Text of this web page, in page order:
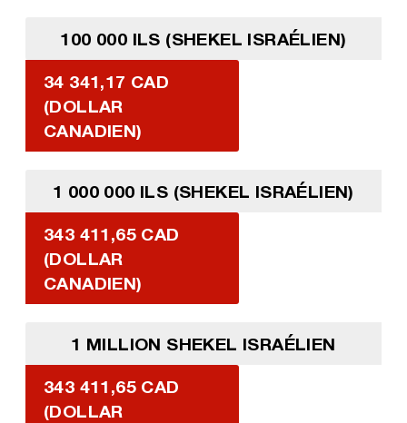
100 000 ILS (SHEKEL ISRAÉLIEN)
34 341,17 CAD
(DOLLAR
CANADIEN)
1 000 000 ILS (SHEKEL ISRAÉLIEN)
343 411,65 CAD
(DOLLAR
CANADIEN)
1 MILLION SHEKEL ISRAÉLIEN
343 411,65 CAD
(DOLLAR